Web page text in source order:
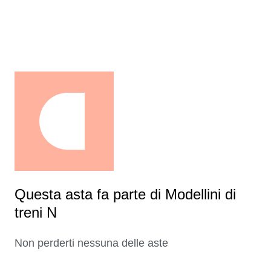
Questa asta fa parte di Modellini di
treni N
Non perderti nessuna delle aste